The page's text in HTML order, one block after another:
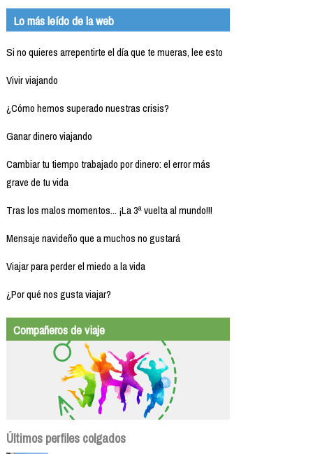
Lo más leído de la web
Si no quieres arrepentirte el día que te mueras, lee esto
Vivir viajando
¿Cómo hemos superado nuestras crisis?
Ganar dinero viajando
Cambiar tu tiempo trabajado por dinero: el error más
grave de tu vida
Tras los malos momentos... ¡La 3ª vuelta al mundo!!!
Mensaje navideño que a muchos no gustará
Viajar para perder el miedo a la vida
¿Por qué nos gusta viajar?
Compañeros de viaje
Últimos perfiles colgados